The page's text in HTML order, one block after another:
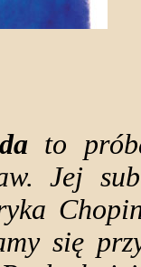
to próba
Jej
się